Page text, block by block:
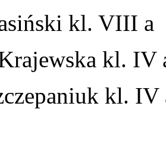
kl. VIII a
kl. IV
kl. IV